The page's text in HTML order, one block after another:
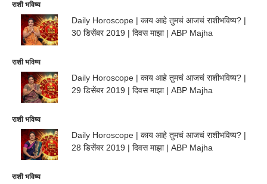
राशी भविष्य
Daily Horoscope | काय आहे तुमचं आजचं राशीभविष्य? |
30 डिसेंबर 2019 | दिवस माझा | ABP Majha
राशी भविष्य
Daily Horoscope | काय आहे तुमचं आजचं राशीभविष्य? |
29 डिसेंबर 2019 | दिवस माझा | ABP Majha
राशी भविष्य
Daily Horoscope | काय आहे तुमचं आजचं राशीभविष्य? |
28 डिसेंबर 2019 | दिवस माझा | ABP Majha
राशी भविष्य